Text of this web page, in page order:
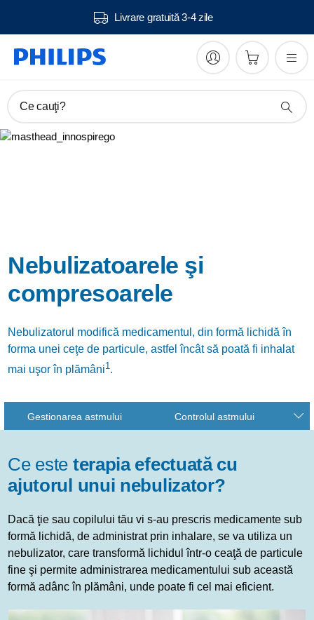
Livrare gratuită 3-4 zile
Ce cauţi?
Nebulizatoarele şi
compresoarele
Nebulizatorul modifică medicamentul, din formă lichidă în
forma unei ceţe de particule, astfel încât să poată fi inhalat
mai uşor în plămâni1.
Gestionarea astmului Controlul astmului
Ce este terapia efectuată cu
ajutorul unui nebulizator?
Dacă ţie sau copilului tău vi s-au prescris medicamente sub
formă lichidă, de administrat prin inhalare, se va utiliza un
nebulizator, care transformă lichidul într-o ceaţă de particule
fine şi permite administrarea medicamentului sub această
formă adânc în plămâni, unde poate fi cel mai eficient.